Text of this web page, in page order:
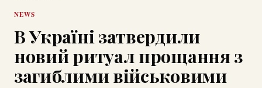
NEWS
В Україні затвердили
новий ритуал прощання з
загиблими військовими